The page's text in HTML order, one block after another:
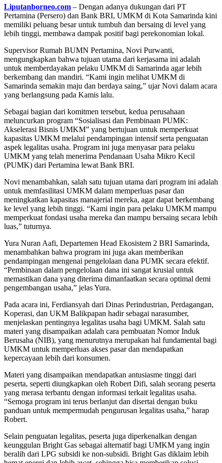
Liputanborneo.com – Dengan adanya dukungan dari PT
Pertamina (Persero) dan Bank BRI, UMKM di Kota Samarinda kini
memiliki peluang besar untuk tumbuh dan bersaing di level yang
lebih tinggi, membawa dampak positif bagi perekonomian lokal.
Supervisor Rumah BUMN Pertamina, Novi Purwanti,
mengungkapkan bahwa tujuan utama dari kerjasama ini adalah
untuk memberdayakan pelaku UMKM di Samarinda agar lebih
berkembang dan mandiri. “Kami ingin melihat UMKM di
Samarinda semakin maju dan berdaya saing,” ujar Novi dalam acara
yang berlangsung pada Kamis lalu.
Sebagai bagian dari komitmen tersebut, kedua perusahaan
meluncurkan program “Sosialisasi dan Pembinaan PUMK:
Akselerasi Bisnis UMKM” yang bertujuan untuk memperkuat
kapasitas UMKM melalui pendampingan intensif serta penguatan
aspek legalitas usaha. Program ini juga menyasar para pelaku
UMKM yang telah menerima Pendanaan Usaha Mikro Kecil
(PUMK) dari Pertamina lewat Bank BRI.
Novi menambahkan, salah satu tujuan utama dari program ini adalah
untuk memfasilitasi UMKM dalam memperluas pasar dan
meningkatkan kapasitas manajerial mereka, agar dapat berkembang
ke level yang lebih tinggi. “Kami ingin para pelaku UMKM mampu
memperkuat fondasi usaha mereka dan mampu bersaing secara lebih
luas,” tuturnya.
Yura Nuran Aafi, Departemen Head Ekosistem 2 BRI Samarinda,
menambahkan bahwa program ini juga akan memberikan
pendampingan mengenai pengelolaan dana PUMK secara efektif.
“Pembinaan dalam pengelolaan dana ini sangat krusial untuk
memastikan dana yang diterima dimanfaatkan secara optimal demi
pengembangan usaha,” jelas Yura.
Pada acara ini, Ferdiansyah dari Dinas Perindustrian, Perdagangan,
Koperasi, dan UKM Balikpapan hadir sebagai narasumber,
menjelaskan pentingnya legalitas usaha bagi UMKM. Salah satu
materi yang disampaikan adalah cara pembuatan Nomor Induk
Berusaha (NIB), yang menurutnya merupakan hal fundamental bagi
UMKM untuk memperluas akses pasar dan mendapatkan
kepercayaan lebih dari konsumen.
Materi yang disampaikan mendapatkan antusiasme tinggi dari
peserta, seperti diungkapkan oleh Robert Difi, salah seorang peserta
yang merasa terbantu dengan informasi terkait legalitas usaha.
“Semoga program ini terus berlanjut dan disertai dengan buku
panduan untuk mempermudah pengurusan legalitas usaha,” harap
Robert.
Selain penguatan legalitas, peserta juga diperkenalkan dengan
keunggulan Bright Gas sebagai alternatif bagi UMKM yang ingin
beralih dari LPG subsidi ke non-subsidi. Bright Gas diklaim lebih